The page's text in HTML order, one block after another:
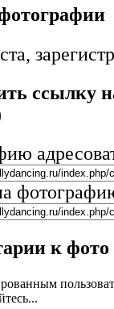
ссылку
к фото